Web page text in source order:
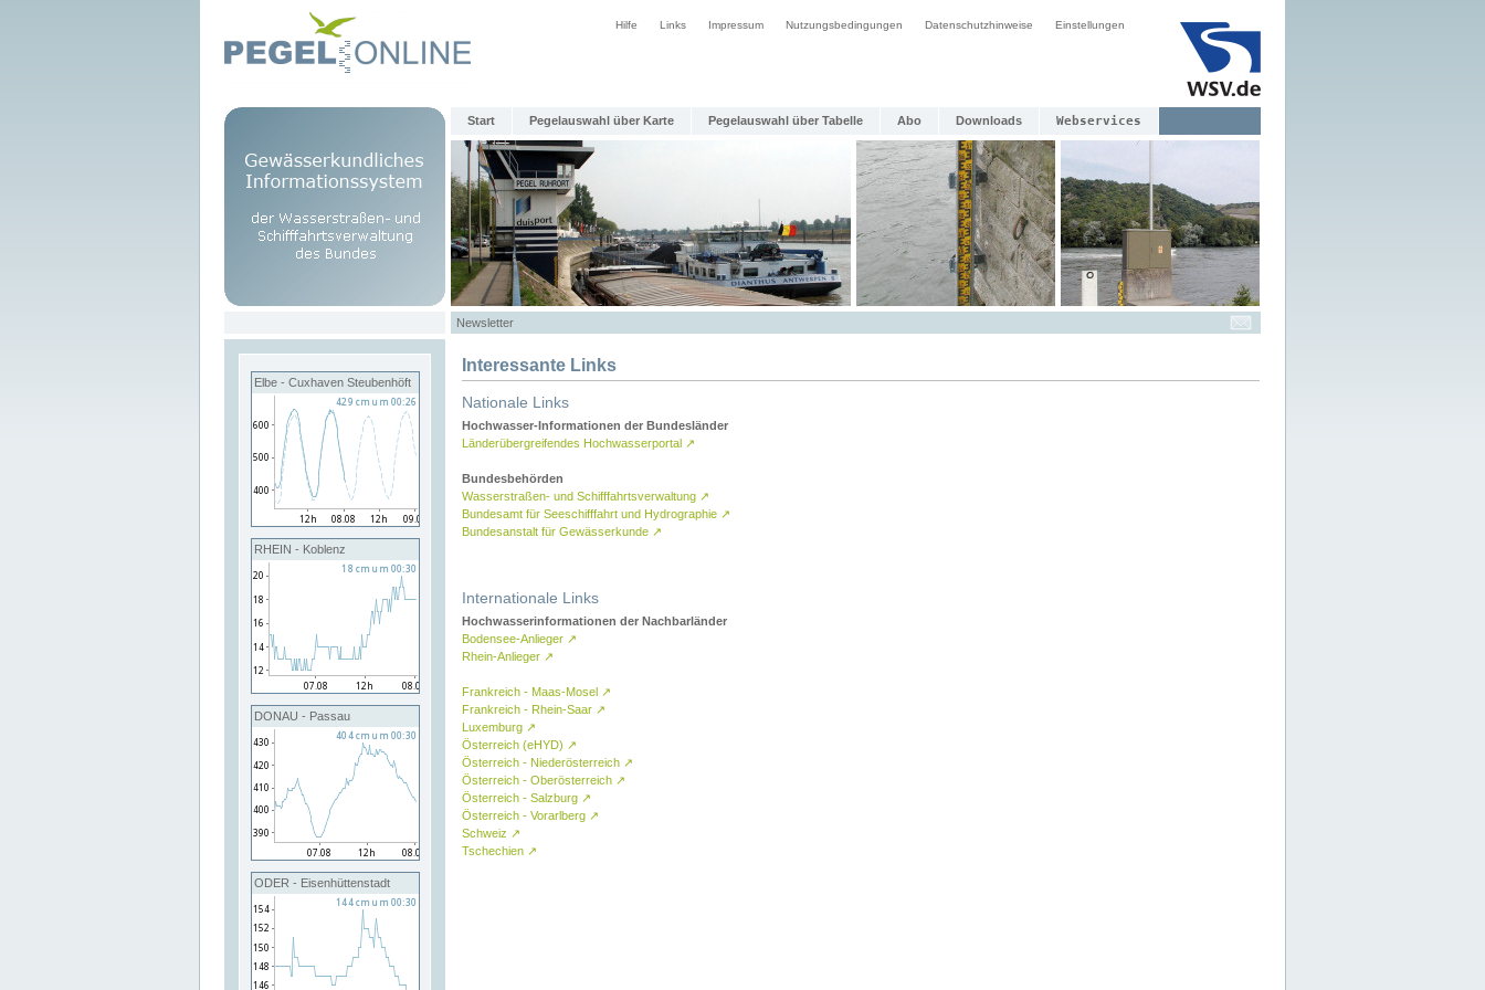
Hilfe Links Impressum Nutzungsbedingungen Datenschutzhinweise Einstellungen
Start Pegelauswahl über Karte Pegelauswahl über Tabelle Abo Downloads Webservices
Newsletter
Elbe - Cuxhaven Steubenhöft
RHEIN - Koblenz
DONAU - Passau
ODER - Eisenhüttenstadt
Interessante Links
Nationale Links
Hochwasser-Informationen der Bundesländer
Länderübergreifendes Hochwasserportal ↗
Bundesbehörden
Wasserstraßen- und Schifffahrtsverwaltung ↗
Bundesamt für Seeschifffahrt und Hydrographie ↗
Bundesanstalt für Gewässerkunde ↗
Internationale Links
Hochwasserinformationen der Nachbarländer
Bodensee-Anlieger ↗
Rhein-Anlieger ↗
Frankreich - Maas-Mosel ↗
Frankreich - Rhein-Saar ↗
Luxemburg ↗
Österreich (eHYD) ↗
Österreich - Niederösterreich ↗
Österreich - Oberösterreich ↗
Österreich - Salzburg ↗
Österreich - Vorarlberg ↗
Schweiz ↗
Tschechien ↗